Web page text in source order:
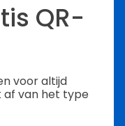
QR-
voor altijd
af van het type